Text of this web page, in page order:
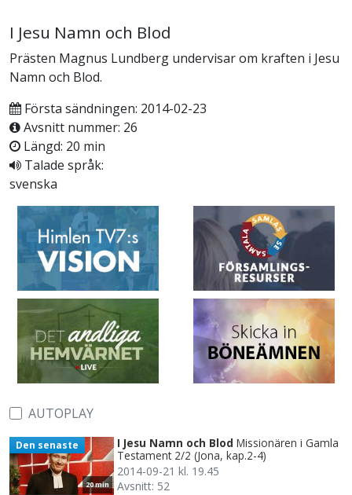
I Jesu Namn och Blod
Prästen Magnus Lundberg undervisar om kraften i Jesu
Namn och Blod.
Första sändningen: 2014-02-23
Avsnitt nummer: 26
Längd: 20 min
Talade språk:
svenska
AUTOPLAY
20 min
Den senaste I Jesu Namn och Blod Missionären i Gamla
Testament 2/2 (Jona, kap.2-4)
2014-09-21 kl. 19.45
Avsnitt: 52